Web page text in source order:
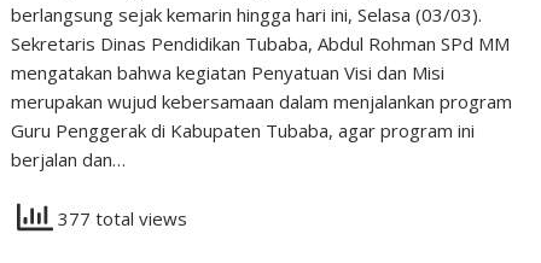
berlangsung sejak kemarin hingga hari ini, Selasa (03/03).
Sekretaris Dinas Pendidikan Tubaba, Abdul Rohman SPd MM
mengatakan bahwa kegiatan Penyatuan Visi dan Misi
merupakan wujud kebersamaan dalam menjalankan program
Guru Penggerak di Kabupaten Tubaba, agar program ini
berjalan dan…
377 total views